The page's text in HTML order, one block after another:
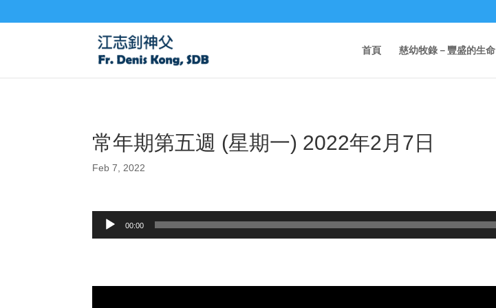
首頁 慈幼牧錄－豐盛的生命
常年期第五週 (星期一) 2022年2月7日
Feb 7, 2022
Audio
00:00